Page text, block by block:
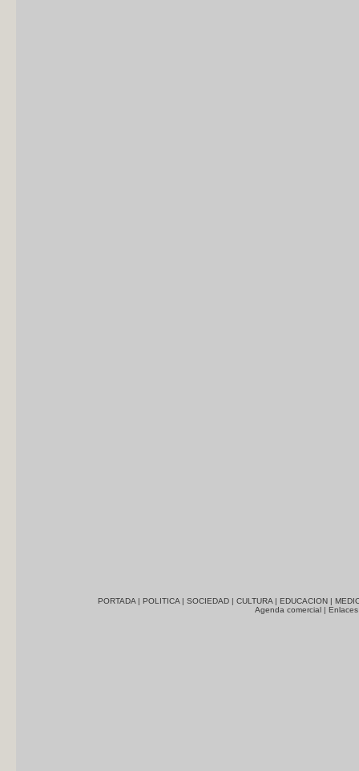
PORTADA | POLITICA | SOCIEDAD | CULTURA | EDUCACION |
Agenda comercial |Enlaces